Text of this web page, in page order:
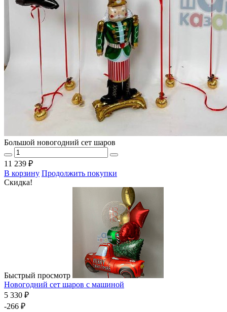
Большой новогодний сет шаров
11 239 ₽
В корзину Продолжить покупки
Скидка!
Быстрый просмотр
Новогодний сет шаров с машиной
5 330 ₽
-266 ₽